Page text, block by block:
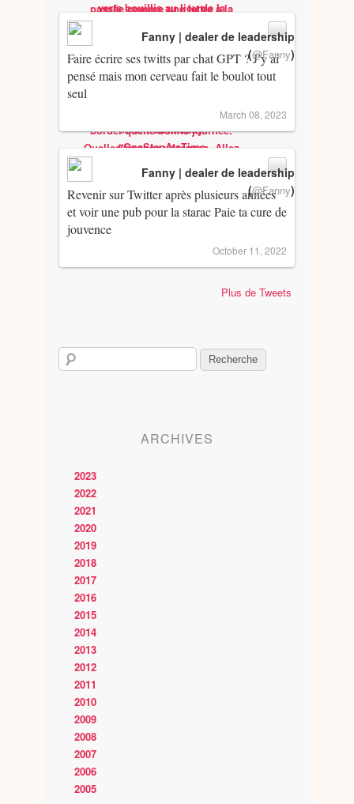
Faire écrire ses twitts par chat GPT ? J’y ai
pensé mais mon cerveau fait le boulot tout
seul
Fanny | dealer de leadership
(@Fanny)
March 08, 2023
Revenir sur Twitter après plusieurs années
et voir une pub pour la starac Paie ta cure de
jouvence
Fanny | dealer de leadership
(@Fanny)
October 11, 2022
Plus de Tweets
ARCHIVES
2023
2022
2021
2020
2019
2018
2017
2016
2015
2014
2013
2012
2011
2010
2009
2008
2007
2006
2005